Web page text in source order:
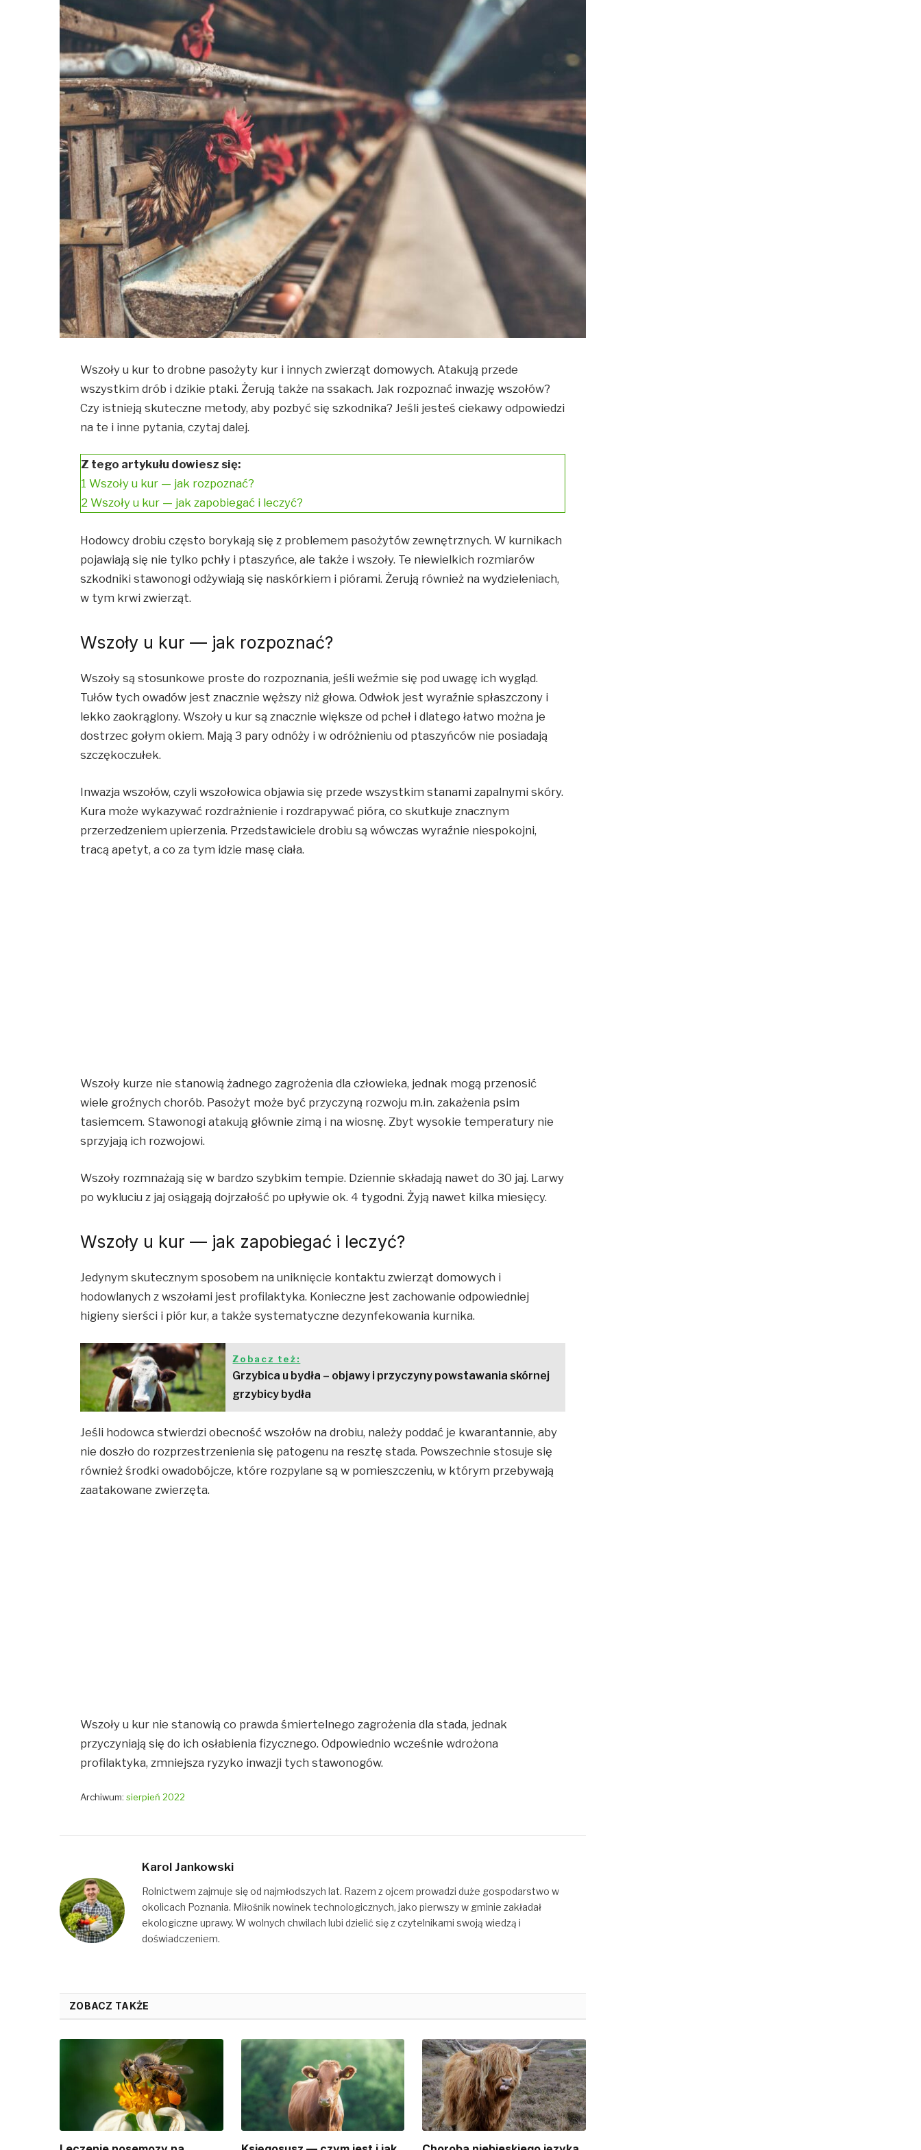
Wszoły u kur to drobne pasożyty kur i innych zwierząt domowych. Atakują przede
wszystkim drób i dzikie ptaki. Żerują także na ssakach. Jak rozpoznać inwazję wszołów?
Czy istnieją skuteczne metody, aby pozbyć się szkodnika? Jeśli jesteś ciekawy odpowiedzi
na te i inne pytania, czytaj dalej.
Z tego artykułu dowiesz się:
1 Wszoły u kur — jak rozpoznać?
2 Wszoły u kur — jak zapobiegać i leczyć?
Hodowcy drobiu często borykają się z problemem pasożytów zewnętrznych. W kurnikach
pojawiają się nie tylko pchły i ptaszyńce, ale także i wszoły. Te niewielkich rozmiarów
szkodniki stawonogi odżywiają się naskórkiem i piórami. Żerują również na wydzieleniach,
w tym krwi zwierząt.
Wszoły u kur — jak rozpoznać?
Wszoły są stosunkowe proste do rozpoznania, jeśli weźmie się pod uwagę ich wygląd.
Tułów tych owadów jest znacznie węższy niż głowa. Odwłok jest wyraźnie spłaszczony i
lekko zaokrąglony. Wszoły u kur są znacznie większe od pcheł i dlatego łatwo można je
dostrzec gołym okiem. Mają 3 pary odnóży i w odróżnieniu od ptaszyńców nie posiadają
szczękoczułek.
Inwazja wszołów, czyli wszołowica objawia się przede wszystkim stanami zapalnymi skóry.
Kura może wykazywać rozdrażnienie i rozdrapywać pióra, co skutkuje znacznym
przerzedzeniem upierzenia. Przedstawiciele drobiu są wówczas wyraźnie niespokojni,
tracą apetyt, a co za tym idzie masę ciała.
Wszoły kurze nie stanowią żadnego zagrożenia dla człowieka, jednak mogą przenosić
wiele groźnych chorób. Pasożyt może być przyczyną rozwoju m.in. zakażenia psim
tasiemcem. Stawonogi atakują głównie zimą i na wiosnę. Zbyt wysokie temperatury nie
sprzyjają ich rozwojowi.
Wszoły rozmnażają się w bardzo szybkim tempie. Dziennie składają nawet do 30 jaj. Larwy
po wykluciu z jaj osiągają dojrzałość po upływie ok. 4 tygodni. Żyją nawet kilka miesięcy.
Wszoły u kur — jak zapobiegać i leczyć?
Jedynym skutecznym sposobem na uniknięcie kontaktu zwierząt domowych i
hodowlanych z wszołami jest profilaktyka. Konieczne jest zachowanie odpowiedniej
higieny sierści i piór kur, a także systematyczne dezynfekowania kurnika.
Zobacz też:
Grzybica u bydła – objawy i przyczyny powstawania skórnej
grzybicy bydła
Jeśli hodowca stwierdzi obecność wszołów na drobiu, należy poddać je kwarantannie, aby
nie doszło do rozprzestrzenienia się patogenu na resztę stada. Powszechnie stosuje się
również środki owadobójcze, które rozpylane są w pomieszczeniu, w którym przebywają
zaatakowane zwierzęta.
Wszoły u kur nie stanowią co prawda śmiertelnego zagrożenia dla stada, jednak
przyczyniają się do ich osłabienia fizycznego. Odpowiednio wcześnie wdrożona
profilaktyka, zmniejsza ryzyko inwazji tych stawonogów.
Archiwum:sierpień 2022
Karol Jankowski
Rolnictwem zajmuje się od najmłodszych lat. Razem z ojcem prowadzi duże gospodarstwo w
okolicach Poznania. Miłośnik nowinek technologicznych, jako pierwszy w gminie zakładał
ekologiczne uprawy. W wolnych chwilach lubi dzielić się z czytelnikami swoją wiedzą i
doświadczeniem.
ZOBACZ TAKŻE